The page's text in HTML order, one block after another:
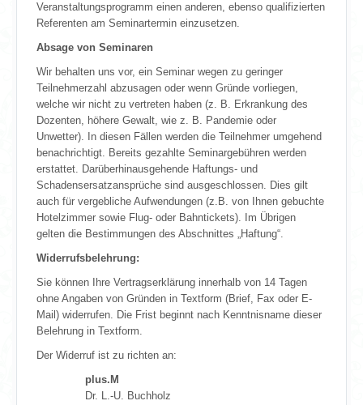
Veranstaltungsprogramm einen anderen, ebenso qualifizierten
Referenten am Seminartermin einzusetzen.
Absage von Seminaren
Wir behalten uns vor, ein Seminar wegen zu geringer
Teilnehmerzahl abzusagen oder wenn Gründe vorliegen,
welche wir nicht zu vertreten haben (z. B. Erkrankung des
Dozenten, höhere Gewalt, wie z. B. Pandemie oder
Unwetter). In diesen Fällen werden die Teilnehmer umgehend
benachrichtigt. Bereits gezahlte Seminargebühren werden
erstattet. Darüberhinausgehende Haftungs- und
Schadensersatzansprüche sind ausgeschlossen. Dies gilt
auch für vergebliche Aufwendungen (z.B. von Ihnen gebuchte
Hotelzimmer sowie Flug- oder Bahntickets). Im Übrigen
gelten die Bestimmungen des Abschnittes „Haftung“.
Widerrufsbelehrung:
Sie können Ihre Vertragserklärung innerhalb von 14 Tagen
ohne Angaben von Gründen in Textform (Brief, Fax oder E-
Mail) widerrufen. Die Frist beginnt nach Kenntnisname dieser
Belehrung in Textform.
Der Widerruf ist zu richten an:
plus.M
Dr. L.-U. Buchholz